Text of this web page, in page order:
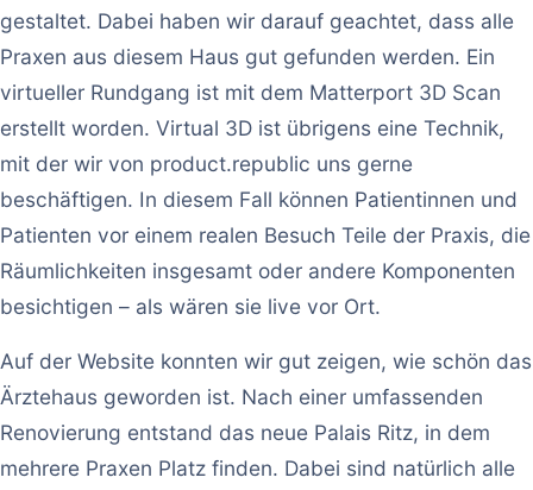
gestaltet. Dabei haben wir darauf geachtet, dass alle
Praxen aus diesem Haus gut gefunden werden. Ein
virtueller Rundgang ist mit dem Matterport 3D Scan
erstellt worden. Virtual 3D ist übrigens eine Technik,
mit der wir von product.republic uns gerne
beschäftigen. In diesem Fall können Patientinnen und
Patienten vor einem realen Besuch Teile der Praxis, die
Räumlichkeiten insgesamt oder andere Komponenten
besichtigen – als wären sie live vor Ort.
Auf der Website konnten wir gut zeigen, wie schön das
Ärztehaus geworden ist. Nach einer umfassenden
Renovierung entstand das neue Palais Ritz, in dem
mehrere Praxen Platz finden. Dabei sind natürlich alle